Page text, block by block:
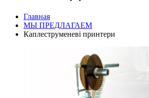
Главная
МЫ ПРЕДЛАГАЕМ
Каплеструменеві принтери